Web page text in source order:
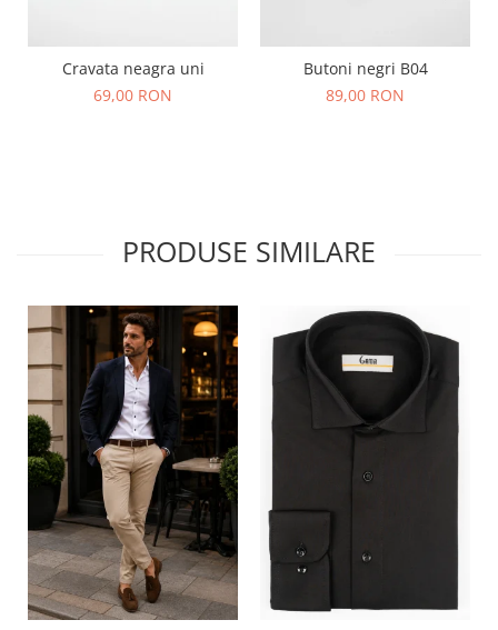
Cravata neagra uni
69,00 RON
Butoni negri B04
89,00 RON
PRODUSE SIMILARE